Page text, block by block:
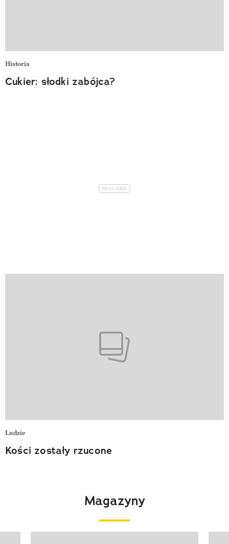
Historia
Cukier: słodki zabójca?
Ludzie
Kości zostały rzucone
Magazyny